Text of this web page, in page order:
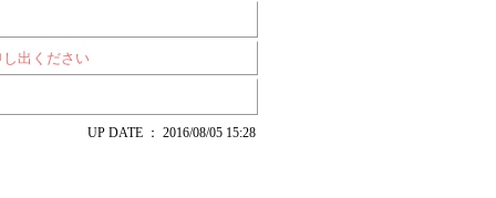
出ください
UP DATE ： 2016/08/05 15:28